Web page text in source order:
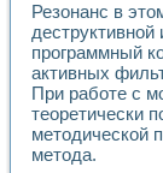
Резонанс в
программный
активных
При работе с
теоретически
методической
метода.